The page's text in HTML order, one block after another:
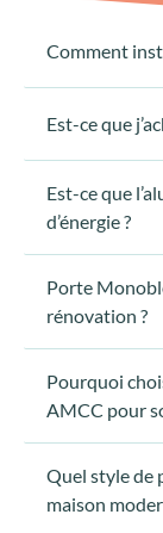
Comment
Préparer vos
Vérifier les
Est-ce que
imaginées
AMCC
SNM
FIA
Est-ce que
d’énergie ?
Porte
rénovation ?
Pourquoi
AMCC pour
Quel style de
maison